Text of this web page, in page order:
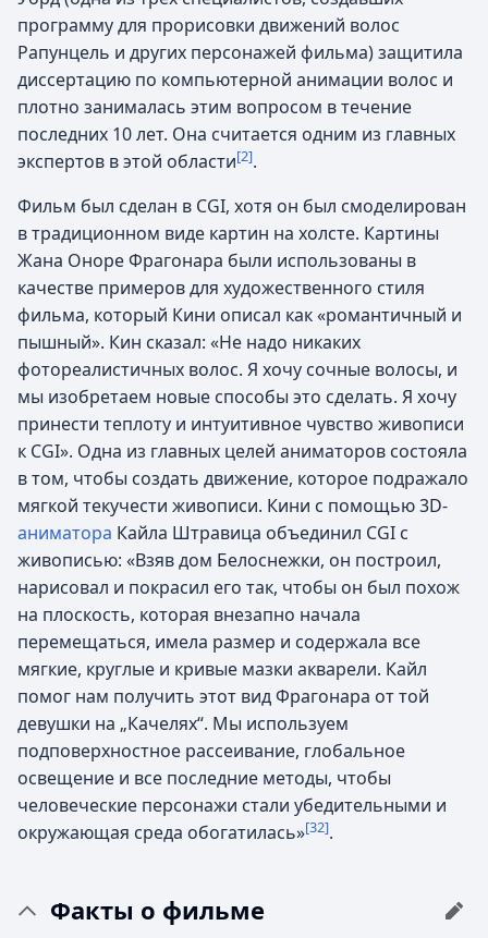
программу для прорисовки движений волос
Рапунцель и других персонажей фильма) защитила
диссертацию по компьютерной анимации волос и
плотно занималась этим вопросом в течение
последних 10 лет. Она считается одним из главных
экспертов в этой области[2].
Фильм был сделан в CGI, хотя он был смоделирован
в традиционном виде картин на холсте. Картины
Жана Оноре Фрагонара были использованы в
качестве примеров для художественного стиля
фильма, который Кини описал как «романтичный и
пышный». Кин сказал: «Не надо никаких
фотореалистичных волос. Я хочу сочные волосы, и
мы изобретаем новые способы это сделать. Я хочу
принести теплоту и интуитивное чувство живописи
к CGI». Одна из главных целей аниматоров состояла
в том, чтобы создать движение, которое подражало
мягкой текучести живописи. Кини с помощью 3D-
аниматора Кайла Штравица объединил CGI с
живописью: «Взяв дом Белоснежки, он построил,
нарисовал и покрасил его так, чтобы он был похож
на плоскость, которая внезапно начала
перемещаться, имела размер и содержала все
мягкие, круглые и кривые мазки акварели. Кайл
помог нам получить этот вид Фрагонара от той
девушки на „Качелях“. Мы используем
подповерхностное рассеивание, глобальное
освещение и все последние методы, чтобы
человеческие персонажи стали убедительными и
окружающая среда обогатилась»[32].
Факты о фильме